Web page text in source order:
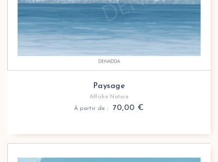
Winnie l’Ourson
Zen
Paysage
Affiche Nature
À partir de : 70,00 €